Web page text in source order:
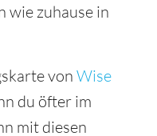
wie zuhause in
von Wise
du öfter im
mit diesen